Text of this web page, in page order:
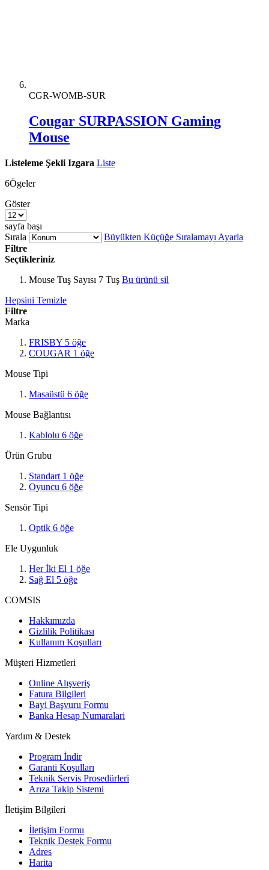
CGR-WOMB-SUR
Cougar SURPASSION Gaming
Mouse
Listeleme Şekli Izgara Liste
6Ögeler
Göster
sayfa başı
Sırala
Büyükten Küçüğe Sıralamayı Ayarla
Filtre
Seçtikleriniz
Mouse Tuş Sayısı 7 Tuş Bu ürünü sil
Hepsini Temizle
Filtre
Marka
FRISBY 5 öğe
COUGAR 1 öğe
Mouse Tipi
Masaüstü 6 öğe
Mouse Bağlantısı
Kablolu 6 öğe
Ürün Grubu
Standart 1 öğe
Oyuncu 6 öğe
Sensör Tipi
Optik 6 öğe
Ele Uygunluk
Her İki El 1 öğe
Sağ El 5 öğe
COMSIS
Hakkımızda
Gizlilik Politikası
Kullanım Koşulları
Müşteri Hizmetleri
Online Alışveriş
Fatura Bilgileri
Bayi Başvuru Formu
Banka Hesap Numaralari
Yardım & Destek
Program İndir
Garanti Koşulları
Teknik Servis Prosedürleri
Arıza Takip Sistemi
İletişim Bilgileri
İletişim Formu
Teknik Destek Formu
Adres
Harita